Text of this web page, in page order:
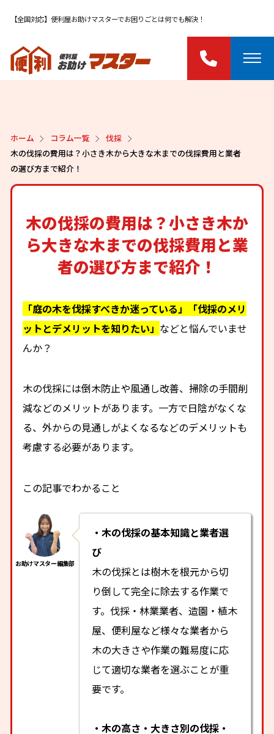
【全国対応】便利屋お助けマスターでお困りごとは何でも解決！
ホーム コラム一覧
伐採
木の伐採の費用は？小さき木から大きな木までの伐採費用と業者
の選び方まで紹介！
木の伐採の費用は？小さき木か
ら大きな木までの伐採費用と業
者の選び方まで紹介！
「庭の木を伐採すべきか迷っている」「伐採のメリ
ットとデメリットを知りたい」 などと悩んでいませ
んか？
木の伐採には倒木防止や風通し改善、掃除の手間削
減などのメリットがあります。一方で日陰がなくな
る、外からの見通しがよくなるなどのデメリットも
考慮する必要があります。
この記事でわかること
・木の伐採の基本知識と業者選
び
木の伐採とは樹木を根元から切
り倒して完全に除去する作業で
す。伐採・林業業者、造園・植木
屋、便利屋など様々な業者から
木の大きさや作業の難易度に応
じて適切な業者を選ぶことが重
要です。
・木の高さ・大きさ別の伐採・